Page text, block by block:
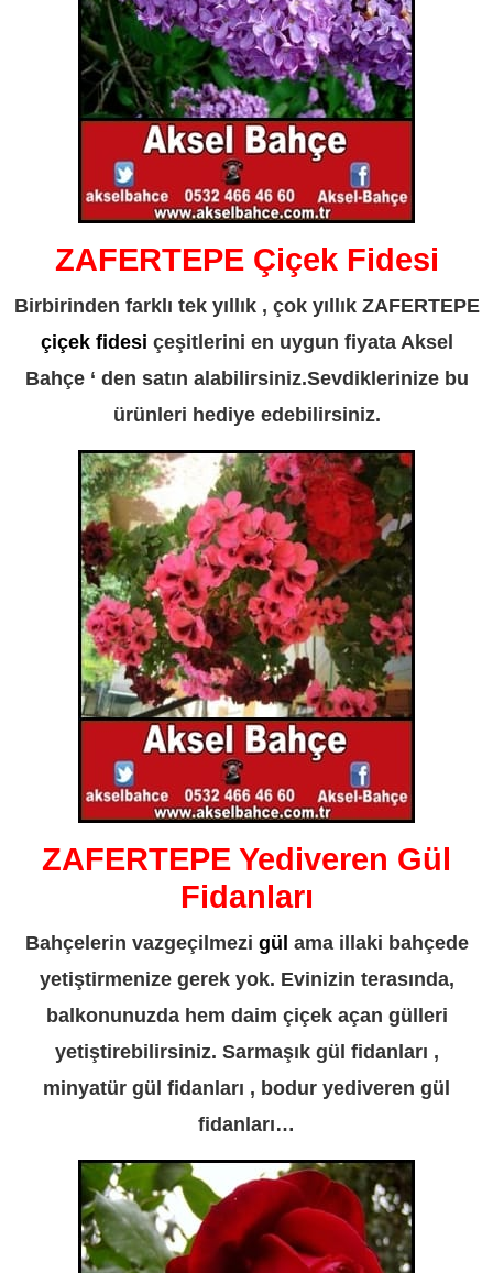
ZAFERTEPE Çiçek Fidesi
Birbirinden farklı tek yıllık , çok yıllık ZAFERTEPE
çiçek fidesi çeşitlerini en uygun fiyata Aksel
Bahçe ‘ den satın alabilirsiniz.Sevdiklerinize bu
ürünleri hediye edebilirsiniz.
ZAFERTEPE Yediveren Gül
Fidanları
Bahçelerin vazgeçilmezi gül ama illaki bahçede
yetiştirmenize gerek yok. Evinizin terasında,
balkonunuzda hem daim çiçek açan gülleri
yetiştirebilirsiniz. Sarmaşık gül fidanları ,
minyatür gül fidanları , bodur yediveren gül
fidanları…